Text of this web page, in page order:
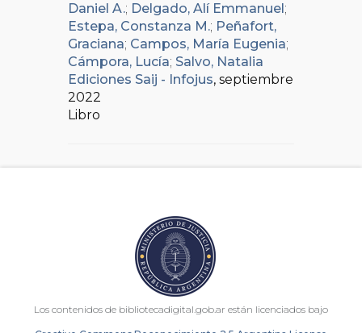
Daniel A.; Delgado, Alí Emmanuel ;
Estepa, Constanza M.; Peñafort,
Graciana; Campos, María Eugenia;
Cámpora, Lucía; Salvo, Natalia
Ediciones Saij - Infojus, septiembre
2022
Libro
Los contenidos de bibliotecadigital.gob.ar están licenciados bajo